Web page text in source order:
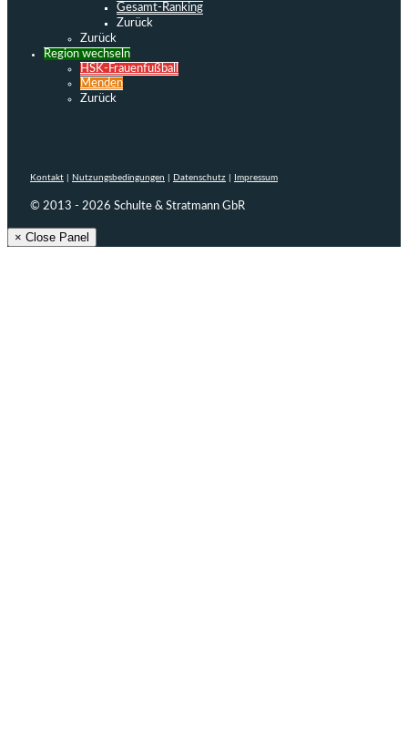
Gesamt-Ranking
Zurück
Zurück
Region wechseln
HSK-Frauenfußball
Menden
Zurück
Kontakt Nutzungsbedingungen Datenschutz Impressum
© 2013 - 2026 Schulte & Stratmann GbR
× Close Panel